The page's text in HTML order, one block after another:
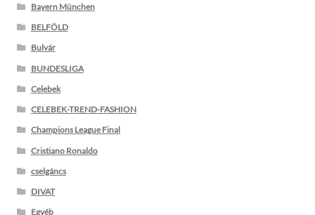
Bayern München
BELFÖLD
Bulvár
BUNDESLIGA
Celebek
CELEBEK-TREND-FASHION
Champions League Final
Cristiano Ronaldo
cselgáncs
DIVAT
Egyéb